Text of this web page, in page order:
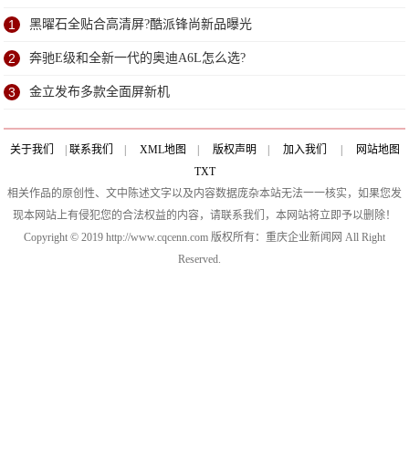
1 黑曜石全贴合高清屏?酷派锋尚新品曝光
2 奔驰E级和全新一代的奥迪A6L怎么选?
3 金立发布多款全面屏新机
关于我们 联系我们 XML地图 版权声明 加入我们
网站地图
TXT
相关作品的原创性、文中陈述文字以及内容数据庞杂本站无法一一核实，如果您发
现本网站上有侵犯您的合法权益的内容，请联系我们，本网站将立即予以删除！
Copyright © 2019 http://www.cqcenn.com 版权所有：重庆企业新闻网 All Right
Reserved.